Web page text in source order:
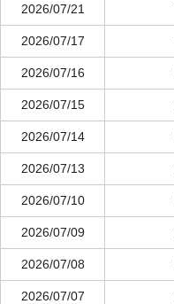
2026/07/21
2026/07/17
2026/07/16
2026/07/15
2026/07/14
2026/07/13
2026/07/10
2026/07/09
2026/07/08
2026/07/07